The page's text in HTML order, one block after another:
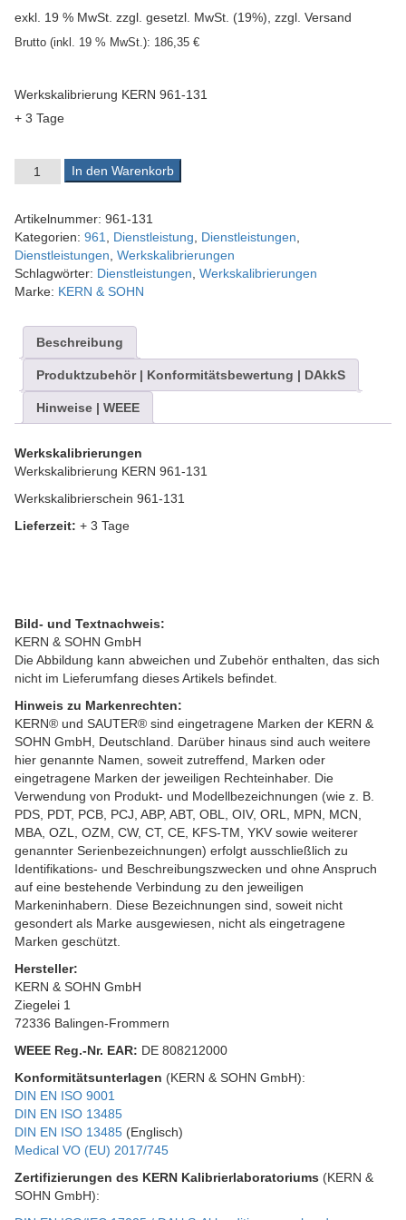
exkl. 19 % MwSt. zzgl. gesetzl. MwSt. (19%), zzgl. Versand
Brutto (inkl. 19 % MwSt.): 186,35 €
Werkskalibrierung KERN 961-131
+ 3 Tage
Werkskalibrierschein 961-131 Menge
In den Warenkorb
Artikelnummer: 961-131
Kategorien: 961 Dienstleistung Dienstleistungen
Dienstleistungen Werkskalibrierungen
Schlagwörter: Dienstleistungen Werkskalibrierungen
Marke: KERN & SOHN
Beschreibung
Produktzubehör | Konformitätsbewertung | DAkkS
Hinweise | WEEE
Werkskalibrierungen
Werkskalibrierung KERN 961-131
Werkskalibrierschein 961-131
Lieferzeit: + 3 Tage
Bild- und Textnachweis:
KERN & SOHN GmbH
Die Abbildung kann abweichen und Zubehör enthalten, das sich
nicht im Lieferumfang dieses Artikels befindet.
Hinweis zu Markenrechten:
KERN® und SAUTER® sind eingetragene Marken der KERN &
SOHN GmbH, Deutschland. Darüber hinaus sind auch weitere
hier genannte Namen, soweit zutreffend, Marken oder
eingetragene Marken der jeweiligen Rechteinhaber. Die
Verwendung von Produkt- und Modellbezeichnungen (wie z. B.
PDS, PDT, PCB, PCJ, ABP, ABT, OBL, OIV, ORL, MPN, MCN,
MBA, OZL, OZM, CW, CT, CE, KFS-TM, YKV sowie weiterer
genannter Serienbezeichnungen) erfolgt ausschließlich zu
Identifikations- und Beschreibungszwecken und ohne Anspruch
auf eine bestehende Verbindung zu den jeweiligen
Markeninhabern. Diese Bezeichnungen sind, soweit nicht
gesondert als Marke ausgewiesen, nicht als eingetragene
Marken geschützt.
Hersteller:
KERN & SOHN GmbH
Ziegelei 1
72336 Balingen-Frommern
WEEE Reg.-Nr. EAR: DE 808212000
Konformitätsunterlagen (KERN & SOHN GmbH):
DIN EN ISO 9001
DIN EN ISO 13485
DIN EN ISO 13485 (Englisch)
Medical VO (EU) 2017/745
Zertifizierungen des KERN Kalibrierlaboratoriums (KERN &
SOHN GmbH):